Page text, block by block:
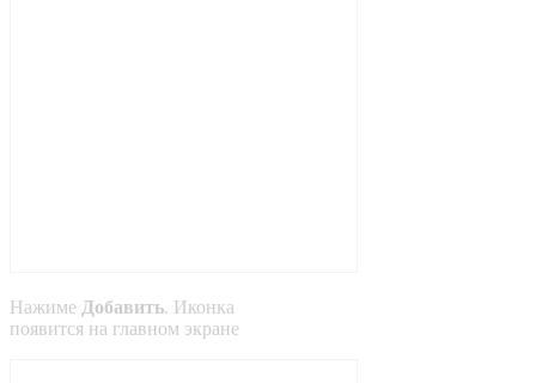
Нажиме Добавить. Иконка
появится на главном экране